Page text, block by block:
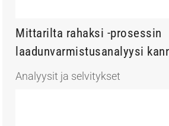
Mittarilta rahaksi -prosessin
laadunvarmistusanalyysi
Analyysit ja selvitykset